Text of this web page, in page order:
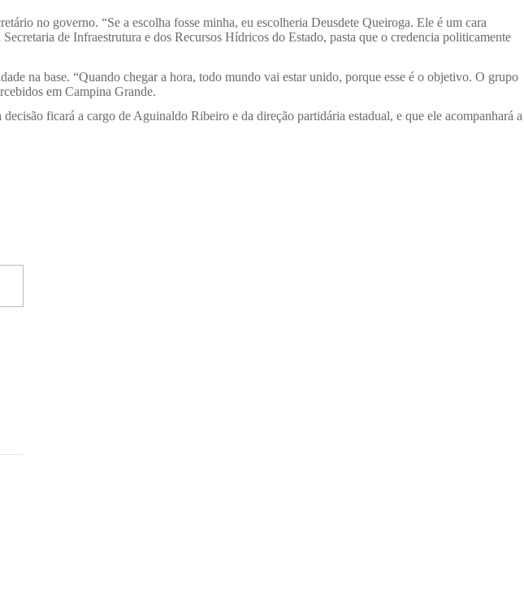
no governo. “Se a escolha fosse minha, eu escolheria Deusdete Queiroga. Ele é um cara
de Infraestrutura e dos Recursos Hídricos do Estado, pasta que o credencia politicamente
na base. “Quando chegar a hora, todo mundo vai estar unido, porque esse é o objetivo. O grupo
em Campina Grande.
ficará a cargo de Aguinaldo Ribeiro e da direção partidária estadual, e que ele acompanhará a